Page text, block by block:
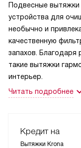
Подвесные
устройства для
необычно и
качественную
запахов. Благодаря
такие вытяжки
интерьер.
Читать подробнее
Кредит на
Вытяжки Krona